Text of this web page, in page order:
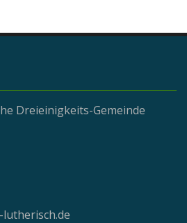
Dreieinigkeits-Gemeinde